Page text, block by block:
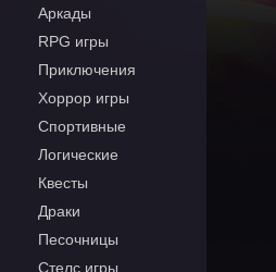
Аркады
RPG игры
Приключения
Хоррор игры
Спортивные
Логические
Квесты
Драки
Песочницы
Стелс игры